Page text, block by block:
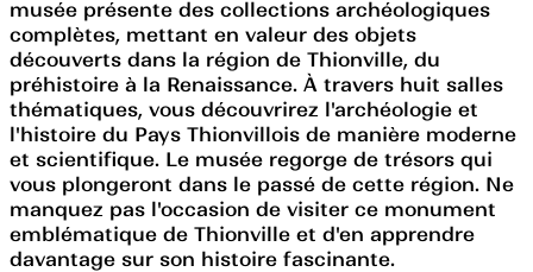
musée présente des collections archéologiques
complètes, mettant en valeur des objets
découverts dans la région de Thionville, du
préhistoire à la Renaissance. À travers huit salles
thématiques, vous découvrirez l'archéologie et
l'histoire du Pays Thionvillois de manière moderne
et scientifique. Le musée regorge de trésors qui
vous plongeront dans le passé de cette région. Ne
manquez pas l'occasion de visiter ce monument
emblématique de Thionville et d'en apprendre
davantage sur son histoire fascinante.